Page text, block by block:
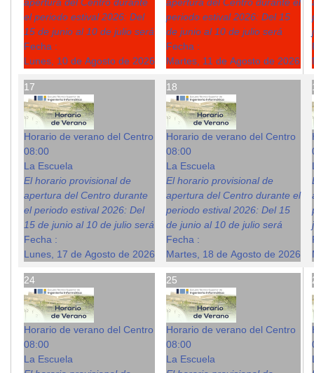
el periodo estival 2026: Del
15 de junio al 10 de julio será
Fecha :
Lunes, 10 de Agosto de 2026
periodo estival 2026: Del 15
de junio al 10 de julio será
Fecha :
Martes, 11 de Agosto de 2026
17
Horario de verano del Centro
08:00
La Escuela
El horario provisional de
apertura del Centro durante
el periodo estival 2026: Del
15 de junio al 10 de julio será
Fecha :
Lunes, 17 de Agosto de 2026
18
Horario de verano del Centro
08:00
La Escuela
El horario provisional de
apertura del Centro durante el
periodo estival 2026: Del 15
de junio al 10 de julio será
Fecha :
Martes, 18 de Agosto de 2026
24
Horario de verano del Centro
08:00
La Escuela
25
Horario de verano del Centro
08:00
La Escuela